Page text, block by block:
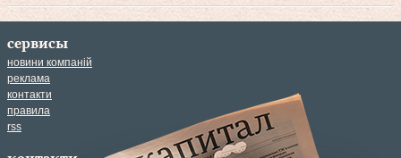
сервисы
новини компаній
реклама
контакти
правила
rss